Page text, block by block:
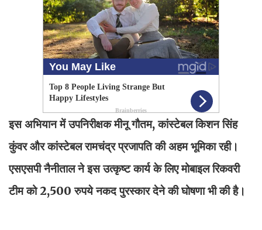
इस अभियान में उपनिरीक्षक मीनू गौतम, कांस्टेबल किशन सिंह
कुंवर और कांस्टेबल रामचंद्र प्रजापति की अहम भूमिका रही।
एसएसपी नैनीताल ने इस उत्कृष्ट कार्य के लिए मोबाइल रिकवरी
टीम को 2,500 रुपये नकद पुरस्कार देने की घोषणा भी की है।